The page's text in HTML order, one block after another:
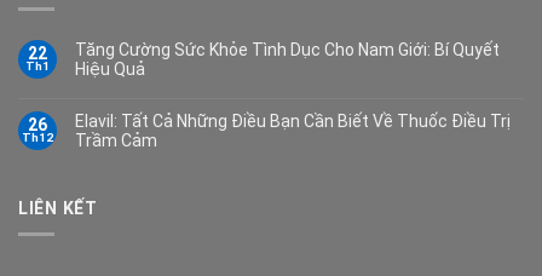
22
Th1
Tăng Cường Sức Khỏe Tình Dục Cho Nam Giới: Bí Quyết
Hiệu Quả
26
Th12
Elavil: Tất Cả Những Điều Bạn Cần Biết Về Thuốc Điều Trị
Trầm Cảm
LIÊN KẾT